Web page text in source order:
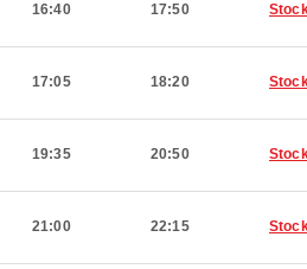
16:40 17:50
17:05 18:20
19:35 20:50
21:00 22:15